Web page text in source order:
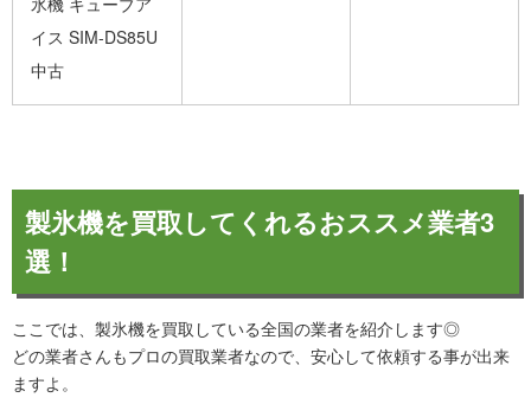
イス SIM-DS85U
中古
製氷機を買取してくれるおススメ業者3
選！
ここでは、製氷機を買取している全国の業者を紹介します◎
どの業者さんもプロの買取業者なので、安心して依頼する事が出来
ますよ。